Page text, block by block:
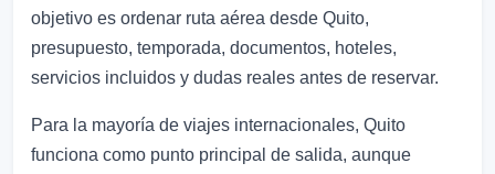
objetivo es ordenar ruta aérea desde Quito,
presupuesto, temporada, documentos, hoteles,
servicios incluidos y dudas reales antes de reservar.
Para la mayoría de viajes internacionales, Quito
funciona como punto principal de salida, aunque